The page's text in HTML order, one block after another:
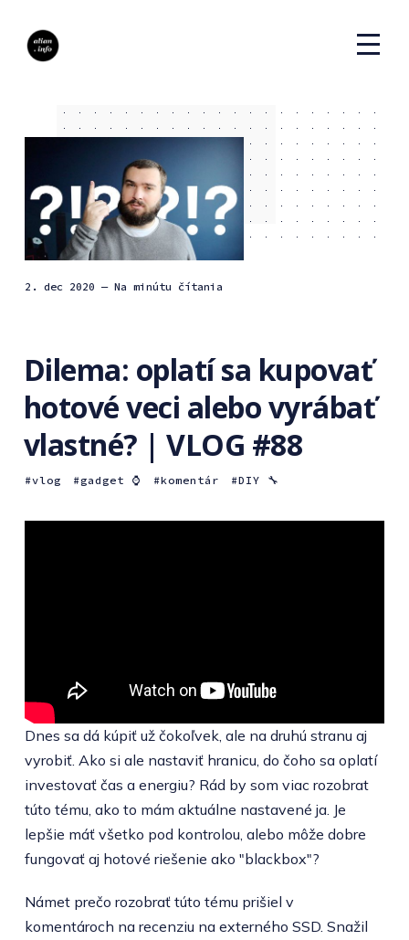
2. dec 2020 — Na minútu čítania
Dilema: oplatí sa kupovať
hotové veci alebo vyrábať
vlastné? | VLOG #88
vlog gadget ⌚️ komentár DIY 🔧
Dnes sa dá kúpiť už čokoľvek, ale na druhú stranu aj
vyrobiť. Ako si ale nastaviť hranicu, do čoho sa oplatí
investovať čas a energiu? Rád by som viac rozobrat
túto tému, ako to mám aktuálne nastavené ja. Je
lepšie máť všetko pod kontrolou, alebo môže dobre
fungovať aj hotové riešenie ako "blackbox"?
Námet prečo rozobrať túto tému prišiel v
komentároch na recenziu na externého SSD. Snažil